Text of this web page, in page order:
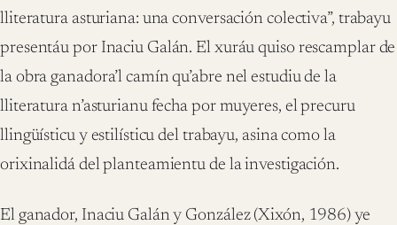
lliteratura asturiana: una conversación colectiva”, trabayu
presentáu por Inaciu Galán. El xuráu quiso rescamplar de
la obra ganadora’l camín qu’abre nel estudiu de la
lliteratura n’asturianu fecha por muyeres, el precuru
llingüísticu y estilísticu del trabayu, asina como la
orixinalidá del planteamientu de la investigación.
El ganador, Inaciu Galán y González (Xixón, 1986) ye